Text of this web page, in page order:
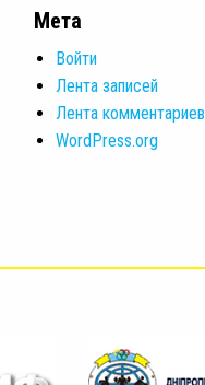
Мета
Войти
Лента записей
Лента комментариев
WordPress.org